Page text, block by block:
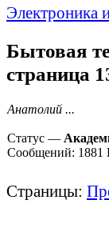
Электроника
Бытовая
страница
Анатолий ...
Статус —
Сообщений: 1881
Страницы: